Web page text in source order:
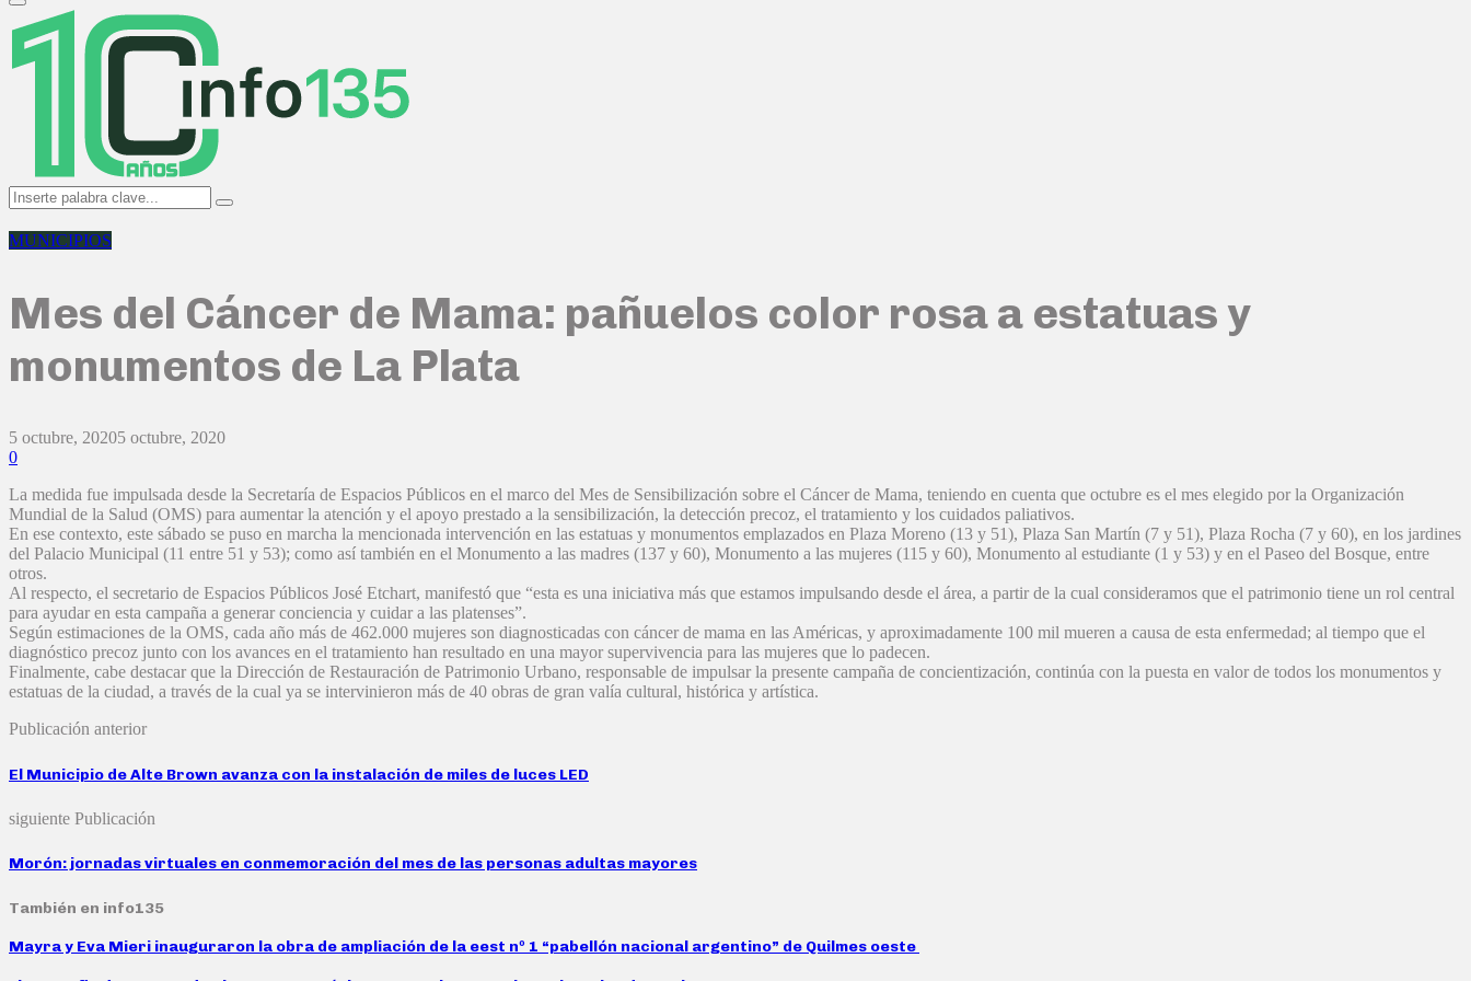
Primary
Menu
Search
for:
Search
MUNICIPIOS
Mes del Cáncer de Mama: pañuelos color rosa a estatuas y
monumentos de La Plata
5 octubre, 20205 octubre, 2020
0
La medida fue impulsada desde la Secretaría de Espacios Públicos en el marco del Mes de Sensibilización sobre el Cáncer de Mama, teniendo en cuenta que octubre es el mes elegido por la Organización
Mundial de la Salud (OMS) para aumentar la atención y el apoyo prestado a la sensibilización, la detección precoz, el tratamiento y los cuidados paliativos.
En ese contexto, este sábado se puso en marcha la mencionada intervención en las estatuas y monumentos emplazados en Plaza Moreno (13 y 51), Plaza San Martín (7 y 51), Plaza Rocha (7 y 60), en los jardines
del Palacio Municipal (11 entre 51 y 53); como así también en el Monumento a las madres (137 y 60), Monumento a las mujeres (115 y 60), Monumento al estudiante (1 y 53) y en el Paseo del Bosque, entre
otros.
Al respecto, el secretario de Espacios Públicos José Etchart, manifestó que “esta es una iniciativa más que estamos impulsando desde el área, a partir de la cual consideramos que el patrimonio tiene un rol central
para ayudar en esta campaña a generar conciencia y cuidar a las platenses”.
Según estimaciones de la OMS, cada año más de 462.000 mujeres son diagnosticadas con cáncer de mama en las Américas, y aproximadamente 100 mil mueren a causa de esta enfermedad; al tiempo que el
diagnóstico precoz junto con los avances en el tratamiento han resultado en una mayor supervivencia para las mujeres que lo padecen.
Finalmente, cabe destacar que la Dirección de Restauración de Patrimonio Urbano, responsable de impulsar la presente campaña de concientización, continúa con la puesta en valor de todos los monumentos y
estatuas de la ciudad, a través de la cual ya se intervinieron más de 40 obras de gran valía cultural, histórica y artística.
Publicación anterior
El Municipio de Alte Brown avanza con la instalación de miles de luces LED
siguiente Publicación
Morón: jornadas virtuales en conmemoración del mes de las personas adultas mayores
También en info135
Mayra y Eva Mieri inauguraron la obra de ampliación de la eest nº 1 “pabellón nacional argentino” de Quilmes oeste